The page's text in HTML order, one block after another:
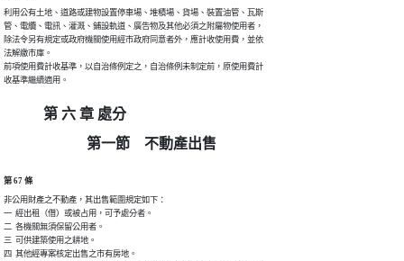
利用公有土地、道路或建物設置停車場、堆積場、貨場、裝置油管、瓦斯
管、電纜、電訊、灌溉、鋪設軌道、廣告物及其他必須之附屬物使用者，
除法令另有規定或政府機關使用經市政府同意者外，應計收使用費，並依
法解繳市庫。
前項使用費計收基準，以自治條例定之，自治條例未制定前，原使用費計
收基準繼續適用。
第 六 章 處分
第一節 不動產出售
第 67 條
非公用財產之不動產，其出售範圍規定如下：
一  經出租（借）或被占用，可予處分者。
二  各機關無須保留公用者。
三  可供建築使用之耕地。
四  其他經專案核定出售之市有房地。